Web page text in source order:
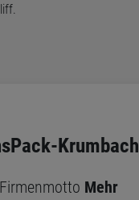
Krumbach
Mehr